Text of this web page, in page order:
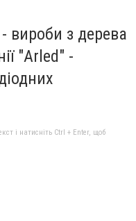
вироби з дерева
"Arled" -
і натисніть Ctrl + Enter, щоб